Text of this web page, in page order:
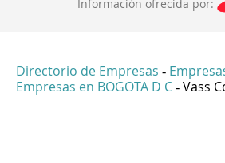
Información ofrecida por:
Directorio de Empresas -
Empresas en BOGOTA D C - Vass